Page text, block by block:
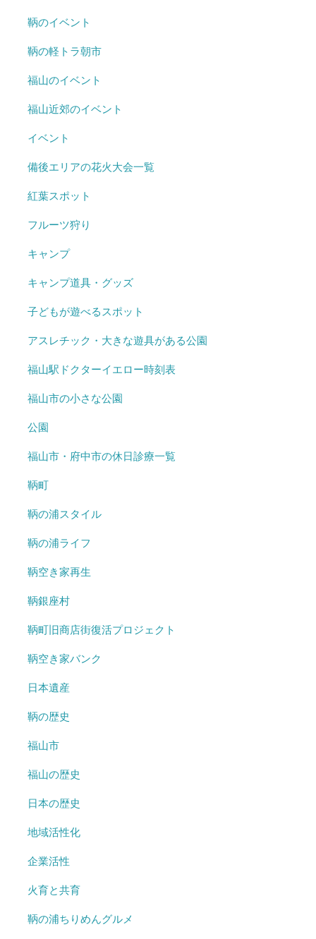
鞆のイベント
鞆の軽トラ朝市
福山のイベント
福山近郊のイベント
イベント
備後エリアの花火大会一覧
紅葉スポット
フルーツ狩り
キャンプ
キャンプ道具・グッズ
子どもが遊べるスポット
アスレチック・大きな遊具がある公園
福山駅ドクターイエロー時刻表
福山市の小さな公園
公園
福山市・府中市の休日診療一覧
鞆町
鞆の浦スタイル
鞆の浦ライフ
鞆空き家再生
鞆銀座村
鞆町旧商店街復活プロジェクト
鞆空き家バンク
日本遺産
鞆の歴史
福山市
福山の歴史
日本の歴史
地域活性化
企業活性
火育と共育
鞆の浦ちりめんグルメ